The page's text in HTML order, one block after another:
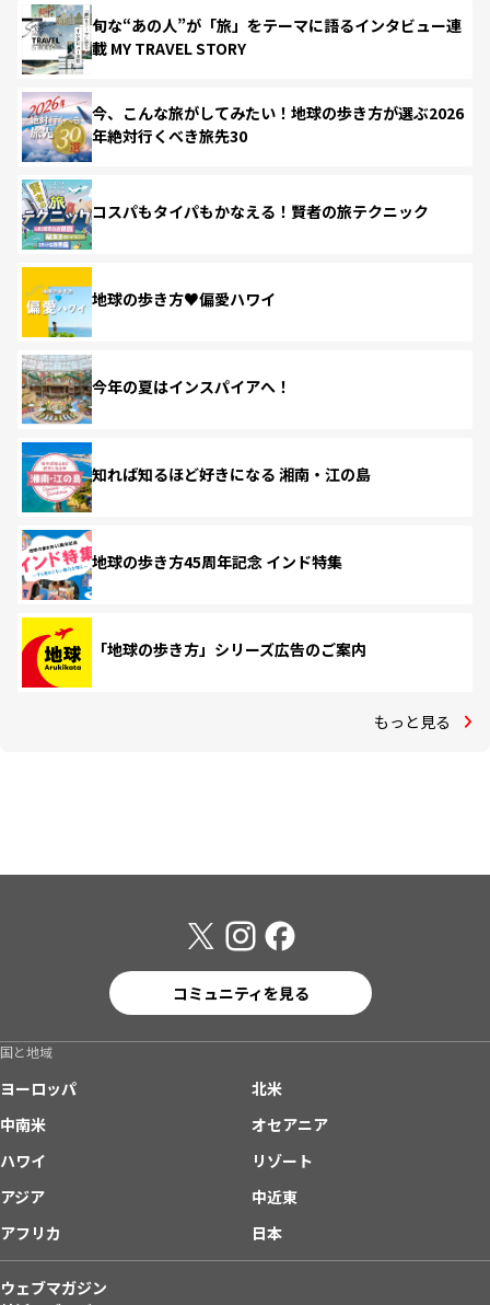
旬な“あの人”が「旅」をテーマに語るインタビュー連
載 MY TRAVEL STORY
今、こんな旅がしてみたい！地球の歩き方が選ぶ2026
年絶対行くべき旅先30
コスパもタイパもかなえる！賢者の旅テクニック
地球の歩き方♥偏愛ハワイ
今年の夏はインスパイアへ！
知れば知るほど好きになる 湘南・江の島
地球の歩き方45周年記念 インド特集
「地球の歩き方」シリーズ広告のご案内
もっと見る
コミュニティを見る
国と地域
ヨーロッパ
北米
中南米
オセアニア
ハワイ
リゾート
アジア
中近東
アフリカ
日本
ウェブマガジン